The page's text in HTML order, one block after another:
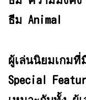
ธีม Animal
ผู้เล่นนิยมเกม
Special